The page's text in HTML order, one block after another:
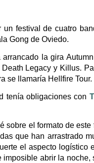
festival de cuatro
Gong de Oviedo.
la gira
Legacy y Killus.
se llamaría Hellfire Tour.
tenía obligaciones con
sobre el formato de
que han arrastrado
el aspecto logístico
abrir la